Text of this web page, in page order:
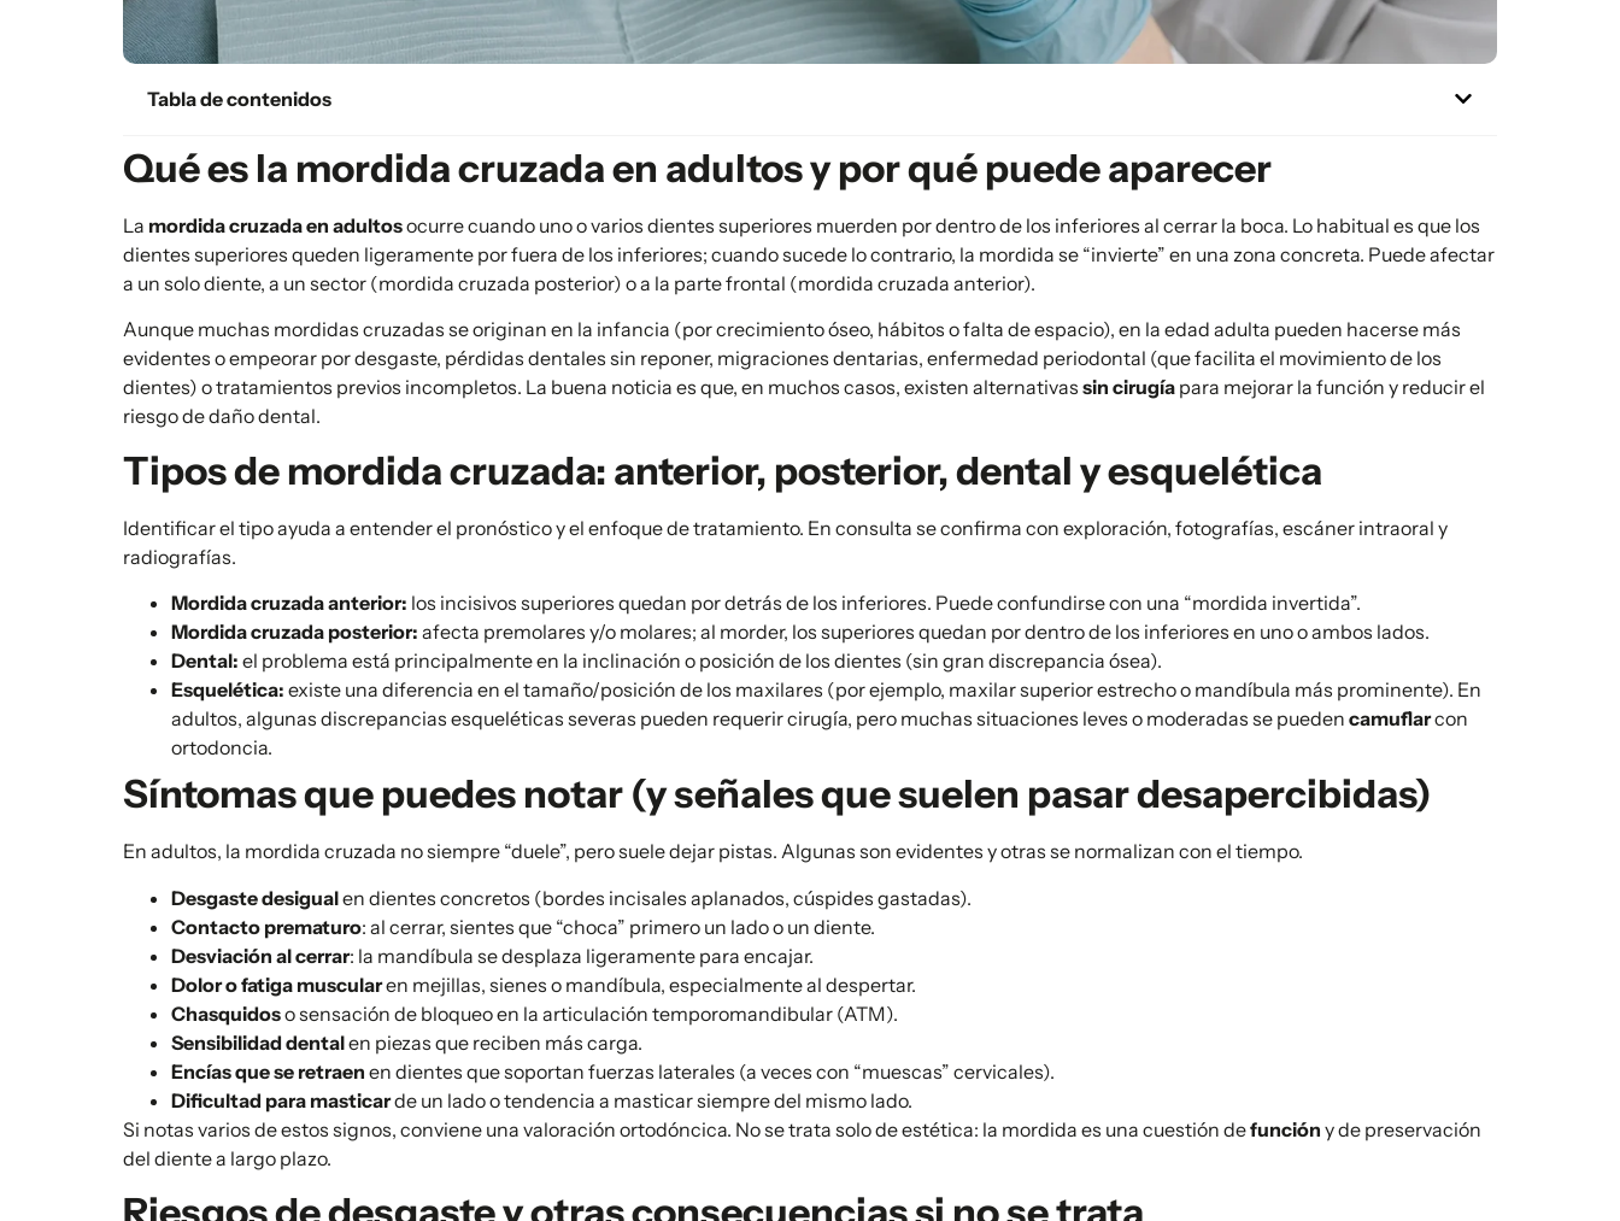
Tabla de contenidos
Qué es la mordida cruzada en adultos y por qué puede aparecer
La mordida cruzada en adultosocurre cuando uno o varios dientes superiores muerden por dentro de los inferiores al cerrar la boca. Lo habitual es que los
dientes superiores queden ligeramente por fuera de los inferiores; cuando sucede lo contrario, la mordida se “invierte” en una zona concreta. Puede afectar
a un solo diente, a un sector (mordida cruzada posterior) o a la parte frontal (mordida cruzada anterior).
Aunque muchas mordidas cruzadas se originan en la infancia (por crecimiento óseo, hábitos o falta de espacio), en la edad adulta pueden hacerse más
evidentes o empeorar por desgaste, pérdidas dentales sin reponer, migraciones dentarias, enfermedad periodontal (que facilita el movimiento de los
dientes) o tratamientos previos incompletos. La buena noticia es que, en muchos casos, existen alternativas sin cirugía para mejorar la función y reducir el
riesgo de daño dental.
Tipos de mordida cruzada: anterior, posterior, dental y esquelética
Identificar el tipo ayuda a entender el pronóstico y el enfoque de tratamiento. En consulta se confirma con exploración, fotografías, escáner intraoral y
radiografías.
Mordida cruzada anterior: los incisivos superiores quedan por detrás de los inferiores. Puede confundirse con una “mordida invertida”.
Mordida cruzada posterior: afecta premolares y/o molares; al morder, los superiores quedan por dentro de los inferiores en uno o ambos lados.
Dental: el problema está principalmente en la inclinación o posición de los dientes (sin gran discrepancia ósea).
Esquelética: existe una diferencia en el tamaño/posición de los maxilares (por ejemplo, maxilar superior estrecho o mandíbula más prominente). En
adultos, algunas discrepancias esqueléticas severas pueden requerir cirugía, pero muchas situaciones leves o moderadas se pueden camuflarcon
ortodoncia.
Síntomas que puedes notar (y señales que suelen pasar desapercibidas)
En adultos, la mordida cruzada no siempre “duele”, pero suele dejar pistas. Algunas son evidentes y otras se normalizan con el tiempo.
Desgaste desigualen dientes concretos (bordes incisales aplanados, cúspides gastadas).
Contacto prematuro: al cerrar, sientes que “choca” primero un lado o un diente.
Desviación al cerrar: la mandíbula se desplaza ligeramente para encajar.
Dolor o fatiga muscularen mejillas, sienes o mandíbula, especialmente al despertar.
Chasquidoso sensación de bloqueo en la articulación temporomandibular (ATM).
Sensibilidad dentalen piezas que reciben más carga.
Encías que se retraen en dientes que soportan fuerzas laterales (a veces con “muescas” cervicales).
Dificultad para masticarde un lado o tendencia a masticar siempre del mismo lado.
Si notas varios de estos signos, conviene una valoración ortodóncica. No se trata solo de estética: la mordida es una cuestión defunción y de preservación
del diente a largo plazo.